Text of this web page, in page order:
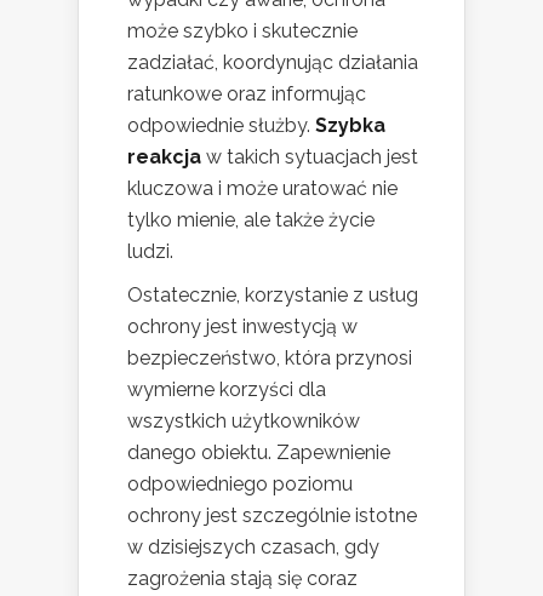
może szybko i skutecznie
zadziałać, koordynując działania
ratunkowe oraz informując
odpowiednie służby. Szybka
reakcja w takich sytuacjach jest
kluczowa i może uratować nie
tylko mienie, ale także życie
ludzi.
Ostatecznie, korzystanie z usług
ochrony jest inwestycją w
bezpieczeństwo, która przynosi
wymierne korzyści dla
wszystkich użytkowników
danego obiektu. Zapewnienie
odpowiedniego poziomu
ochrony jest szczególnie istotne
w dzisiejszych czasach, gdy
zagrożenia stają się coraz